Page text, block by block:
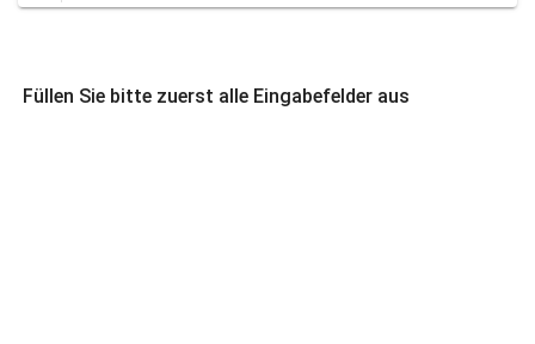
Füllen Sie bitte zuerst alle Eingabefelder aus